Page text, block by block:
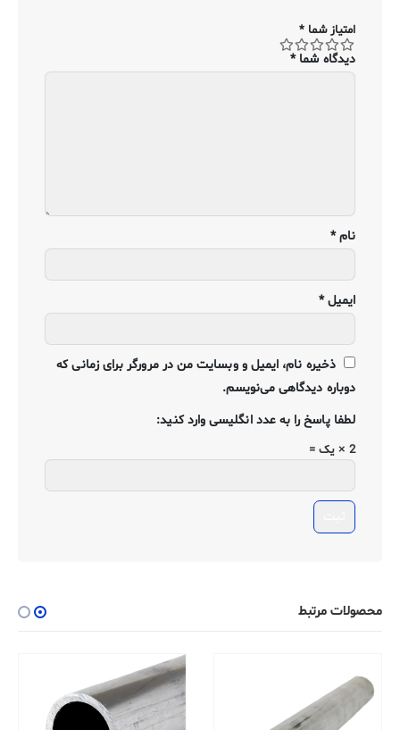
امتیاز شما *
دیدگاه شما*
نام*
ایمیل*
ذخیره نام، ایمیل و وبسایت من در مرورگر برای زمانی که
دوباره دیدگاهی می‌نویسم.
لطفا پاسخ را به عدد انگلیسی وارد کنید:
2 × یک =
محصولات مرتبط